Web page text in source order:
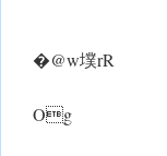
�@w墣rR
Og